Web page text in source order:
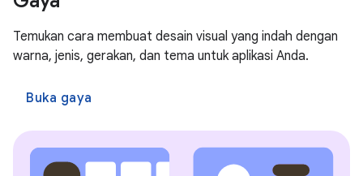
Temukan cara membuat desain visual yang indah dengan
warna, jenis, gerakan, dan tema untuk aplikasi Anda.
Buka gaya